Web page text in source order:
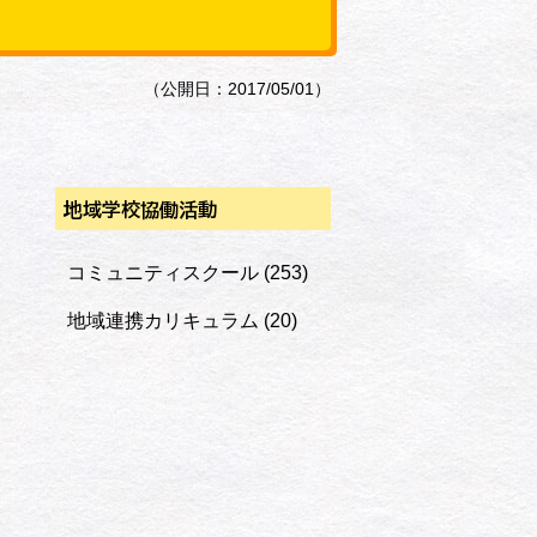
（公開日：2017/05/01）
地域学校協働活動
コミュニティスクール (253)
地域連携カリキュラム (20)